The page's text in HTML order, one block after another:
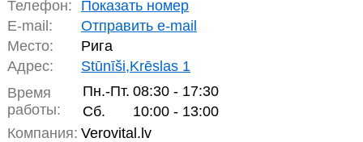
Телефон:
Показать номер
E-mail:
Отправить e-mail
Место:
Рига
Адрес:
Stūnīši,Krēslas 1
Время
работы:
Пн.-Пт. 08:30 - 17:30
Сб.
10:00 - 13:00
Компания: Verovital.lv